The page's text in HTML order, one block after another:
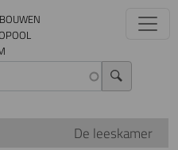
De leeskamer